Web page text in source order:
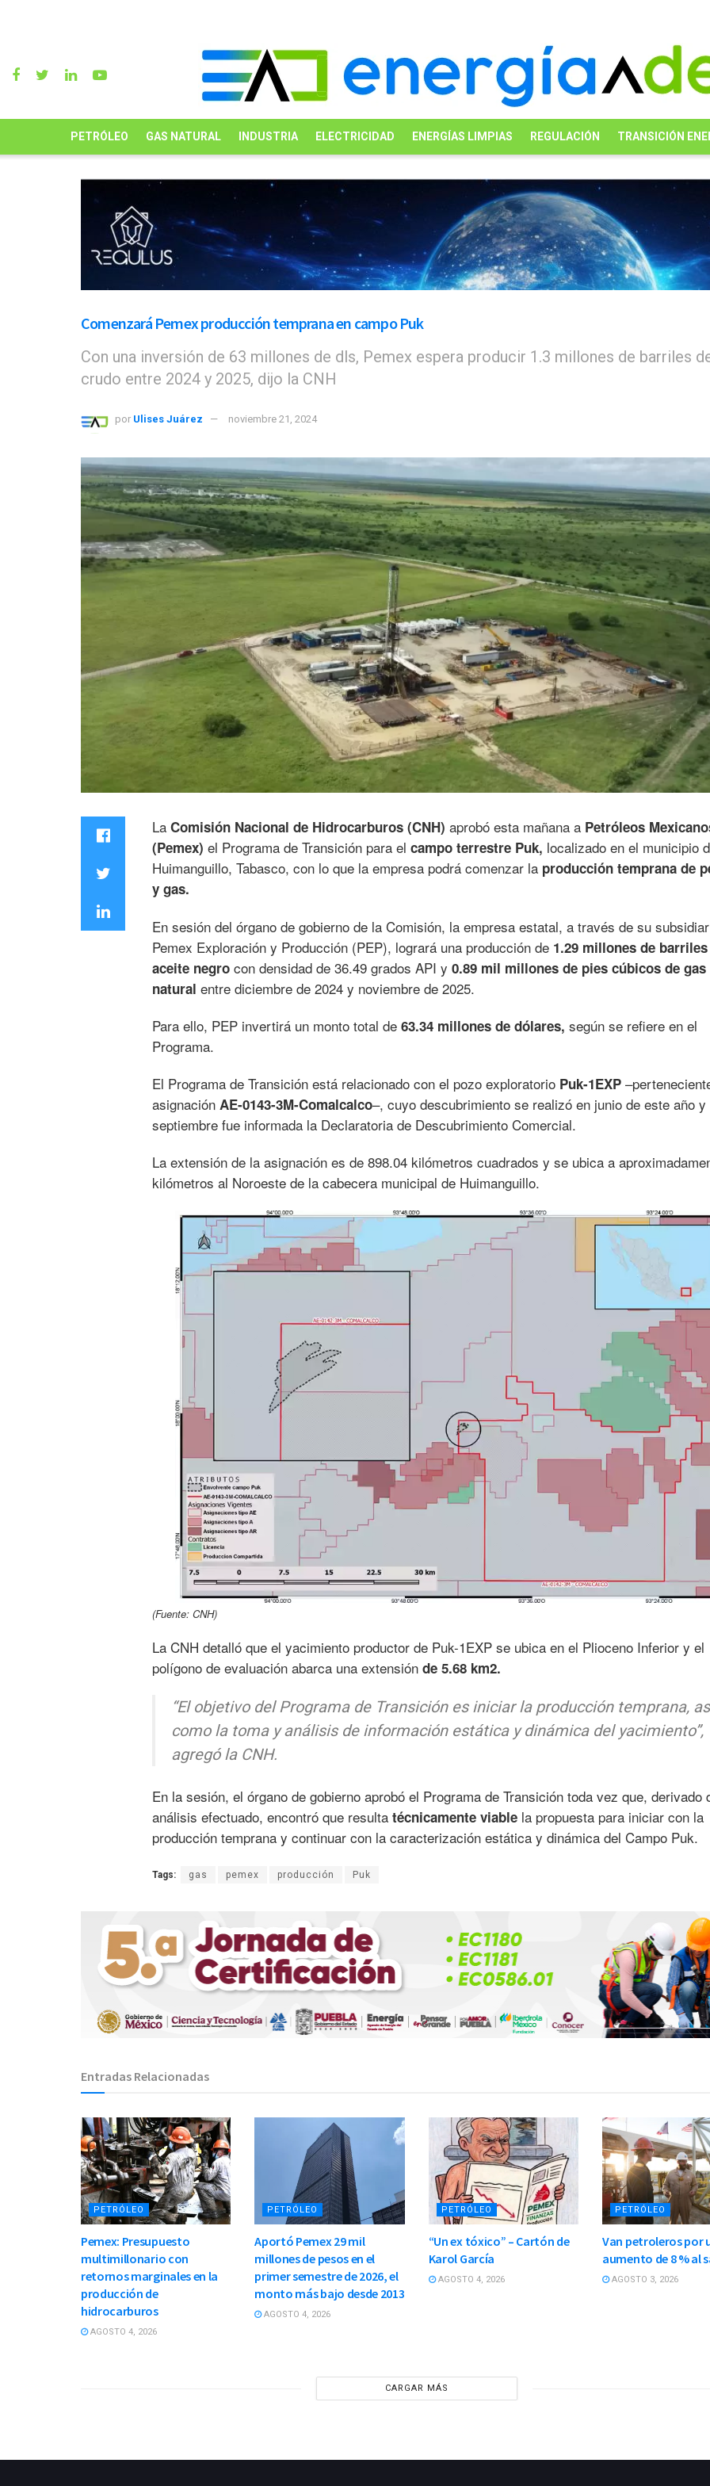
PETRÓLEO GAS NATURAL INDUSTRIA ELECTRICIDAD ENERGÍAS LIMPIAS REGULACIÓN TRANSICIÓN
Comenzará Pemex producción temprana en campo Puk
Con una inversión de 63 millones de dls, Pemex espera producir 1.3 millones de barriles
crudo entre 2024 y 2025, dijo la CNH
por Ulises Juárez noviembre 21, 2024
La Comisión Nacional de Hidrocarburos (CNH) aprobó esta mañana a Petróleos
(Pemex) el Programa de Transición para el campo terrestre Puk, localizado en el municipio
Huimanguillo, Tabasco, con lo que la empresa podrá comenzar la producción temprana de
y gas.
En sesión del órgano de gobierno de la Comisión, la empresa estatal, a través de su
Pemex Exploración y Producción (PEP), logrará una producción de 1.29 millones de
aceite negro con densidad de 36.49 grados API y 0.89 mil millones de pies cúbicos de gas
natural entre diciembre de 2024 y noviembre de 2025.
Para ello, PEP invertirá un monto total de 63.34 millones de dólares, según se refiere en el
Programa.
El Programa de Transición está relacionado con el pozo exploratorio Puk-1EXP
asignación AE-0143-3M-Comalcalco–, cuyo descubrimiento se realizó en junio de este año y
septiembre fue informada la Declaratoria de Descubrimiento Comercial.
La extensión de la asignación es de 898.04 kilómetros cuadrados y se ubica a
kilómetros al Noroeste de la cabecera municipal de Huimanguillo.
(Fuente: CNH)
La CNH detalló que el yacimiento productor de Puk-1EXP se ubica en el Plioceno Inferior y el
polígono de evaluación abarca una extensión de 5.68 km2.
“El objetivo del Programa de Transición es iniciar la producción temprana,
como la toma y análisis de información estática y dinámica del yacimiento”,
agregó la CNH.
En la sesión, el órgano de gobierno aprobó el Programa de Transición toda vez que, derivado
análisis efectuado, encontró que resulta técnicamente viable la propuesta para iniciar con la
producción temprana y continuar con la caracterización estática y dinámica del Campo Puk.
Tags: gas pemex producción Puk
Entradas Relacionadas
PETRÓLEO
Pemex: Presupuesto
multimillonario con
retornos marginales en la
producción de
hidrocarburos
AGOSTO 4, 2026
PETRÓLEO
Aportó Pemex 29 mil
millones de pesos en el
primer semestre de 2026, el
monto más bajo desde 2013
AGOSTO 4, 2026
PETRÓLEO
“Un ex tóxico” – Cartón de
Karol García
AGOSTO 4, 2026
PETRÓLEO
Van petroleros por
aumento de 8 % al
AGOSTO 3, 2026
CARGAR MÁS